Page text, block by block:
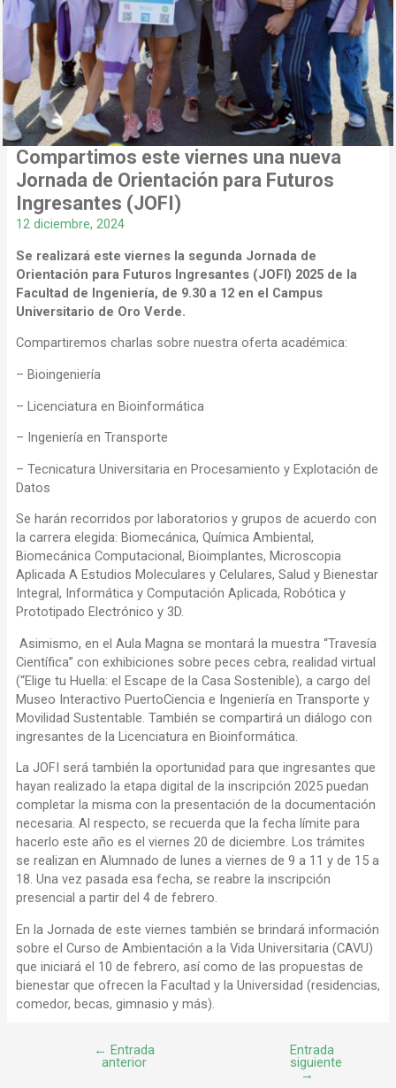
Compartimos este viernes una nueva
Jornada de Orientación para Futuros
Ingresantes (JOFI)
12 diciembre, 2024
Se realizará este viernes la segunda Jornada de
Orientación para Futuros Ingresantes (JOFI) 2025 de la
Facultad de Ingeniería, de 9.30 a 12 en el Campus
Universitario de Oro Verde.
Compartiremos charlas sobre nuestra oferta académica:
– Bioingeniería
– Licenciatura en Bioinformática
– Ingeniería en Transporte
– Tecnicatura Universitaria en Procesamiento y Explotación de
Datos
Se harán recorridos por laboratorios y grupos de acuerdo con
la carrera elegida: Biomecánica, Química Ambiental,
Biomecánica Computacional, Bioimplantes, Microscopia
Aplicada A Estudios Moleculares y Celulares, Salud y Bienestar
Integral, Informática y Computación Aplicada, Robótica y
Prototipado Electrónico y 3D.
Asimismo, en el Aula Magna se montará la muestra “Travesía
Científica” con exhibiciones sobre peces cebra, realidad virtual
(“Elige tu Huella: el Escape de la Casa Sostenible), a cargo del
Museo Interactivo PuertoCiencia e Ingeniería en Transporte y
Movilidad Sustentable. También se compartirá un diálogo con
ingresantes de la Licenciatura en Bioinformática.
La JOFI será también la oportunidad para que ingresantes que
hayan realizado la etapa digital de la inscripción 2025 puedan
completar la misma con la presentación de la documentación
necesaria. Al respecto, se recuerda que la fecha límite para
hacerlo este año es el viernes 20 de diciembre. Los trámites
se realizan en Alumnado de lunes a viernes de 9 a 11 y de 15 a
18. Una vez pasada esa fecha, se reabre la inscripción
presencial a partir del 4 de febrero.
En la Jornada de este viernes también se brindará información
sobre el Curso de Ambientación a la Vida Universitaria (CAVU)
que iniciará el 10 de febrero, así como de las propuestas de
bienestar que ofrecen la Facultad y la Universidad (residencias,
comedor, becas, gimnasio y más).
← Entrada
anterior
Entrada
siguiente
→